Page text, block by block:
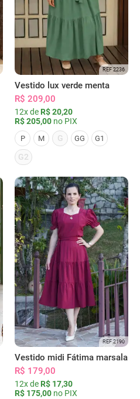
REF 2236
Vestido lux verde menta
R$ 209,00
12x de R$ 20,20
R$ 205,00 no PIX
P M G GG G1
G2
REF 2190
Vestido midi Fátima marsala
R$ 179,00
12x de R$ 17,30
R$ 175,00 no PIX